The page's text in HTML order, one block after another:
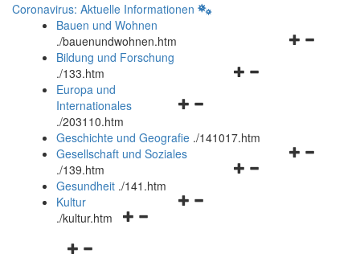
Coronavirus: Aktuelle Informationen
Bauen und Wohnen
./bauenundwohnen.htm
Navigationsmenü
Bildung und Forschung
./133.htm
Navigationsmenü
und
schließen
Europa und
Internationales
./203110.htm
Geschichte und Geografie ./141017.htm
Navigationsmenü
Gesellschaft und Soziales
./139.htm
Navigationsmenü
Gesundheit ./141.htm
Navigationsmenü
Kultur
./kultur.htm
Navigationsmenü